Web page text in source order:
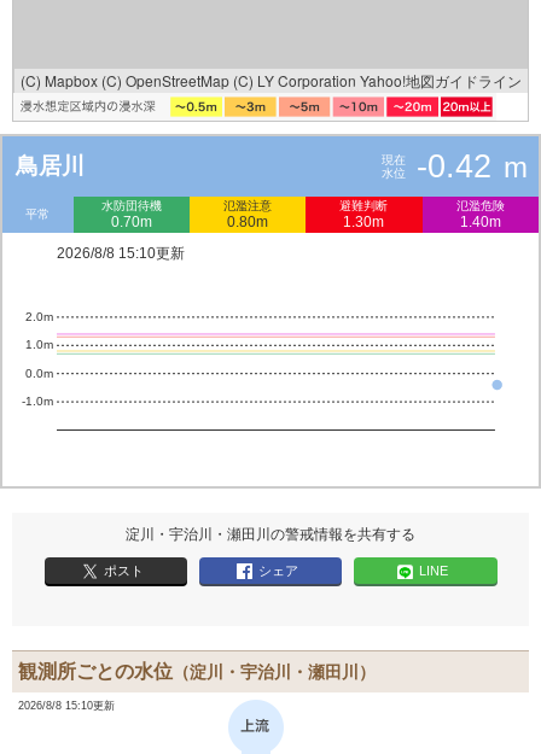
(C) Mapbox (C) OpenStreetMap (C) LY Corporation Yahoo!地図ガイドライン
鳥居川
現在
水位
-0.42 m
平常
水防団待機
0.70m
氾濫注意
0.80m
避難判断
1.30m
氾濫危険
1.40m
2026/8/8 15:10更新
-1.0m
0.0m
1.0m
2.0m
淀川・宇治川・瀬田川の警戒情報を共有する
ポスト シェア LINE
観測所ごとの水位 （淀川・宇治川・瀬田川）
2026/8/8 15:10更新